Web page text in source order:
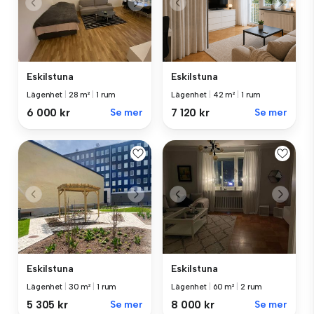
Eskilstuna
Lägenhet 28 m² 1 rum
6 000 kr Se mer
Eskilstuna
Lägenhet 42 m² 1 rum
7 120 kr Se mer
Eskilstuna
Lägenhet 30 m² 1 rum
5 305 kr Se mer
Eskilstuna
Lägenhet 60 m² 2 rum
8 000 kr Se mer